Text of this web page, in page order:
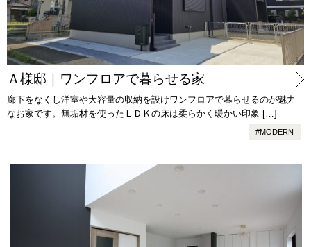
Ａ様邸｜ワンフロアで暮らせる家
廊下をなくし洋室や大容量の収納を設けワンフロアで暮らせるのが魅力
なお家です。無垢材を使ったＬＤＫの床は柔らかく暖かい印象 […]
#MODERN